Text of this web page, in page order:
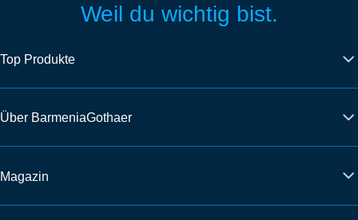
Weil du wichtig bist.
Top Produkte
Über BarmeniaGothaer
Magazin